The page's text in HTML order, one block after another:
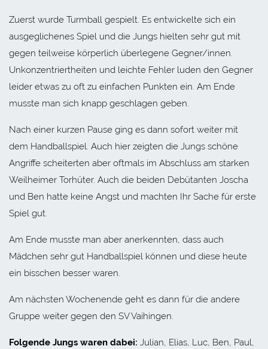
Zuerst wurde Turmball gespielt. Es entwickelte sich ein
ausgeglichenes Spiel und die Jungs hielten sehr gut mit
gegen teilweise körperlich überlegene Gegner/innen.
Unkonzentriertheiten und leichte Fehler luden den Gegner
leider etwas zu oft zu einfachen Punkten ein. Am Ende
musste man sich knapp geschlagen geben.
Nach einer kurzen Pause ging es dann sofort weiter mit
dem Handballspiel. Auch hier zeigten die Jungs schöne
Angriffe scheiterten aber oftmals im Abschluss am starken
Weilheimer Torhüter. Auch die beiden Debütanten Joscha
und Ben hatte keine Angst und machten Ihr Sache für erste
Spiel gut.
Am Ende musste man aber anerkennten, dass auch
Mädchen sehr gut Handballspiel können und diese heute
ein bisschen besser waren.
Am nächsten Wochenende geht es dann für die andere
Gruppe weiter gegen den SV Vaihingen.
Folgende Jungs waren dabei: Julian, Elias, Luc, Ben, Paul,